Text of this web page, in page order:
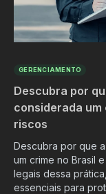
GERENCIAMENTO
Descubra por
considerada um
riscos
Descubra por que
um crime no Brasil
legais dessa
essenciais para